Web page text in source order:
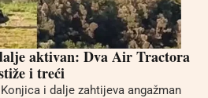
aktivan: Dva Air Tractora
i treći
i dalje zahtijeva angažman